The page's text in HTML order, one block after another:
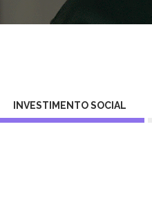
INVESTIMENTO SOCIAL